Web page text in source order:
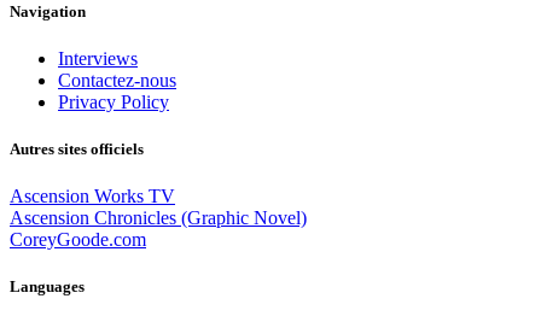
Navigation
Interviews
Contactez-nous
Privacy Policy
Autres sites officiels
Ascension Works TV
Ascension Chronicles (Graphic Novel)
CoreyGoode.com
Languages